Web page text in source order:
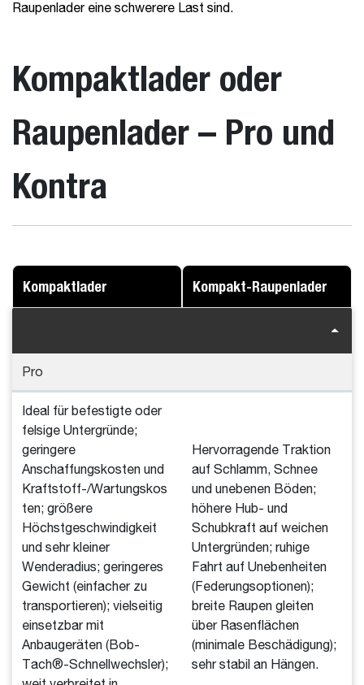
Raupenlader eine schwerere Last sind.
Kompaktlader oder
Raupenlader – Pro und
Kontra
Kompaktlader Kompakt-Raupenlader
Pro
Ideal für befestigte oder
felsige Untergründe;
geringere
Anschaffungskosten und
Kraftstoff-/Wartungskos
ten; größere
Höchstgeschwindigkeit
und sehr kleiner
Wenderadius; geringeres
Gewicht (einfacher zu
transportieren); vielseitig
einsetzbar mit
Anbaugeräten (Bob-
Tach®-Schnellwechsler);
Hervorragende Traktion
auf Schlamm, Schnee
und unebenen Böden;
höhere Hub- und
Schubkraft auf weichen
Untergründen; ruhige
Fahrt auf Unebenheiten
(Federungsoptionen);
breite Raupen gleiten
über Rasenflächen
(minimale Beschädigung);
sehr stabil an Hängen.